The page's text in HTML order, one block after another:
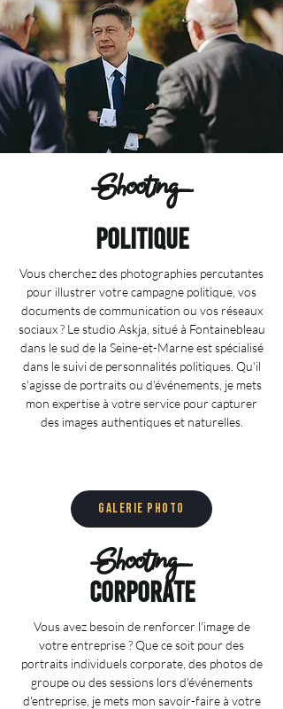
Shooting
politique
Vous cherchez des photographies percutantes
pour illustrer votre campagne politique, vos
documents de communication ou vos réseaux
sociaux ? Le studio Askja, situé à Fontainebleau
dans le sud de la Seine-et-Marne est spécialisé
dans le suivi de personnalités politiques. Qu'il
s'agisse de portraits ou d'événements, je mets
mon expertise à votre service pour capturer
des images authentiques et naturelles.
Galerie photo
corporate
Shooting
Vous avez besoin de renforcer l'image de
votre entreprise ? Que ce soit pour des
portraits individuels corporate, des photos de
groupe ou des sessions lors d'événements
d'entreprise, je mets mon savoir-faire à votre